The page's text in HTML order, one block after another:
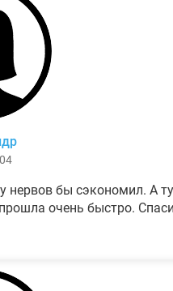
бы сэкономил. А
очень быстро.